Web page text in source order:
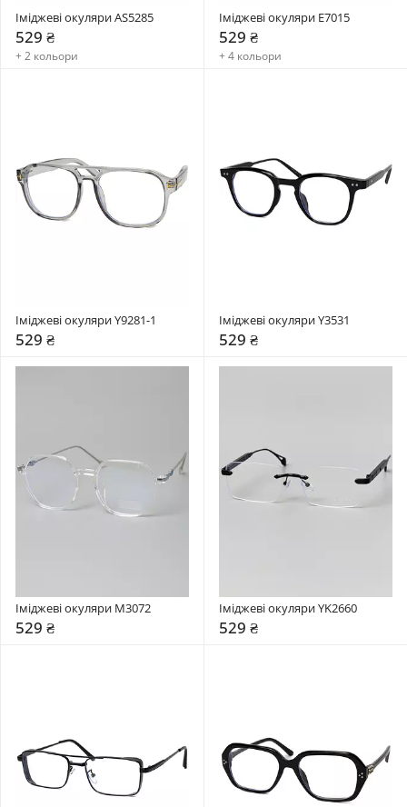
Іміджеві окуляри AS5285
529 ₴
+ 2 кольори
Іміджеві окуляри E7015
529 ₴
+ 4 кольори
Іміджеві окуляри Y9281-1
529 ₴
Іміджеві окуляри Y3531
529 ₴
Іміджеві окуляри М3072
529 ₴
Іміджеві окуляри YK2660
529 ₴